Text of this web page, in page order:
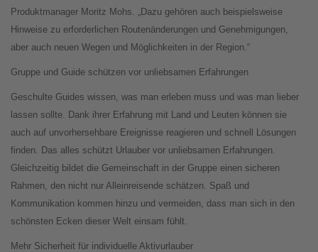
Produktmanager Moritz Mohs. „Dazu gehören auch beispielsweise
Hinweise zu erforderlichen Routenänderungen und Genehmigungen,
aber auch neuen Wegen und Möglichkeiten in der Region.“
Gruppe und Guide schützen vor unliebsamen Erfahrungen
Geschulte Guides wissen, was man erleben muss und was man lieber
lassen sollte. Dank ihrer Erfahrung mit Land und Leuten können sie
auch auf unvorhersehbare Ereignisse reagieren und schnell Lösungen
finden. Das alles schützt Urlauber vor unliebsamen Erfahrungen.
Gleichzeitig bildet die Gemeinschaft in der Gruppe einen sicheren
Rahmen, den nicht nur Alleinreisende schätzen. Spaß und
Kommunikation kommen hinzu und vermeiden, dass man sich in den
schönsten Ecken dieser Welt einsam fühlt.
Mehr Sicherheit für individuelle Aktivurlauber